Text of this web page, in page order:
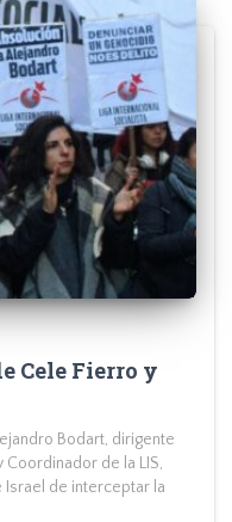
Cele Fierro y
Bodart, dirigente
de la LIS,
de interceptar la